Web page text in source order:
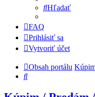
Hľadať
FAQ
Prihlásiť sa
Vytvoriť účet
Obsah portálu
Hľadať